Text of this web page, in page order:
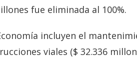
fue eliminada al 100%.
incluyen el
viales ($ 32.336